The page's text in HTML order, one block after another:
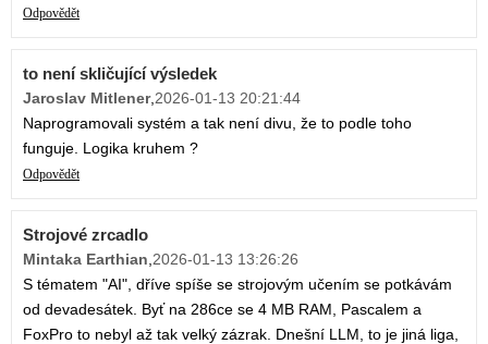
Odpovědět
to není skličující výsledek
Jaroslav Mitlener, 2026-01-13 20:21:44
Naprogramovali systém a tak není divu, že to podle toho
funguje. Logika kruhem ?
Odpovědět
Strojové zrcadlo
Mintaka Earthian 2026-01-13 13:26:26
S tématem "AI", dříve spíše se strojovým učením se potkávám
od devadesátek. Byť na 286ce se 4 MB RAM, Pascalem a
FoxPro to nebyl až tak velký zázrak. Dnešní LLM, to je jiná liga,